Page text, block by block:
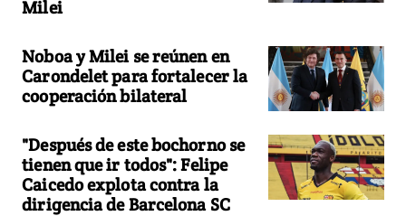
Milei
Noboa y Milei se reúnen en
Carondelet para fortalecer la
cooperación bilateral
"Después de este bochorno se
tienen que ir todos": Felipe
Caicedo explota contra la
dirigencia de Barcelona SC